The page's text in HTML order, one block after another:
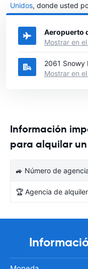
Unidos, donde usted
Unidos desea alquilar
Aeropuerto
Mostrar en
2061 Snowy
Mostrar en
Información
para alquilar
🚙 Número de
🏆 Agencia de